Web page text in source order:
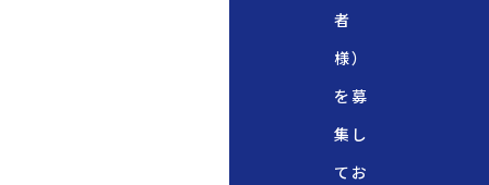
者
様）
を募
集し
てお